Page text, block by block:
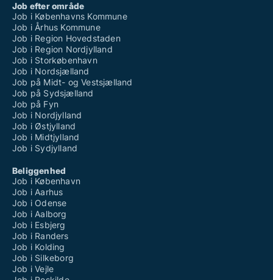
Job efter område
Job i Københavns Kommune
Job i Århus Kommune
Job i Region Hovedstaden
Job i Region Nordjylland
Job i Storkøbenhavn
Job i Nordsjælland
Job på Midt- og Vestsjælland
Job på Sydsjælland
Job på Fyn
Job i Nordjylland
Job i Østjylland
Job i Midtjylland
Job i Sydjylland
Beliggenhed
Job i København
Job i Aarhus
Job i Odense
Job i Aalborg
Job i Esbjerg
Job i Randers
Job i Kolding
Job i Silkeborg
Job i Vejle